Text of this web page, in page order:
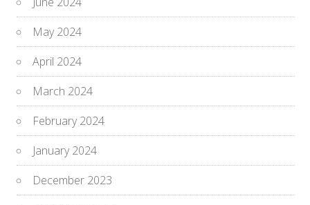
May 2024
April 2024
March 2024
February 2024
January 2024
December 2023